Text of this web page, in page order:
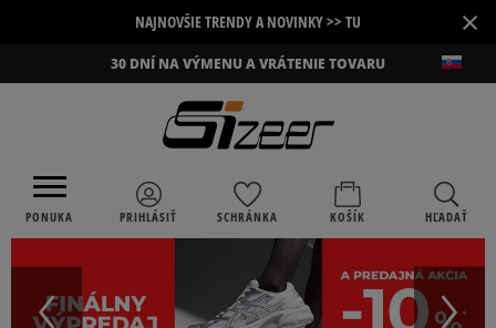
NAJNOVŠIE TRENDY A NOVINKY >> TU ×
30 DNÍ NA VÝMENU A VRÁTENIE TOVARU
PONUKA PRIHLÁSIŤ SCHRÁNKA KOŠÍK HĽADAŤ